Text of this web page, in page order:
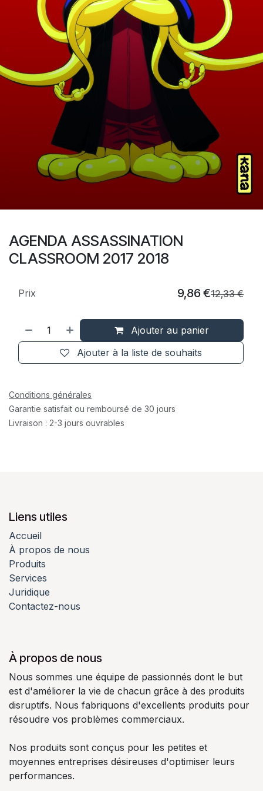
AGENDA ASSASSINATION
CLASSROOM 2017 2018
Ajouter au panier
Ajouter à la liste de souhaits
Prix 9,86 €12,33€
Conditions générales
Garantie satisfait ou remboursé de 30 jours
Livraison : 2-3 jours ouvrables
Liens utiles
Accueil
À propos de nous
Produits
Services
Juridique
Contactez-nous
À propos de nous
Nous sommes une équipe de passionnés dont le but
est d'améliorer la vie de chacun grâce à des produits
disruptifs. Nous fabriquons d'excellents produits pour
résoudre vos problèmes commerciaux.
Nos produits sont conçus pour les petites et
moyennes entreprises désireuses d'optimiser leurs
performances.